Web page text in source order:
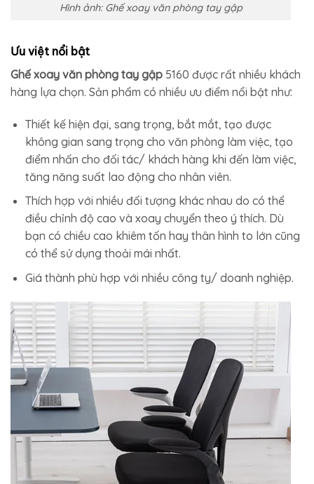
Hình ảnh: Ghế xoay văn phòng tay gập
Ưu việt nổi bật
Ghế xoay văn phòng tay gập 5160 được rất nhiều khách
hàng lựa chọn. Sản phẩm có nhiều ưu điểm nổi bật như:
Thiết kế hiện đại, sang trọng, bắt mắt, tạo được
không gian sang trọng cho văn phòng làm việc, tạo
điểm nhấn cho đối tác/ khách hàng khi đến làm việc,
tăng năng suất lao động cho nhân viên.
Thích hợp với nhiều đối tượng khác nhau do có thể
điều chỉnh độ cao và xoay chuyển theo ý thích. Dù
bạn có chiều cao khiêm tốn hay thân hình to lớn cũng
có thể sử dụng thoải mái nhất.
Giá thành phù hợp với nhiều công ty/ doanh nghiệp.